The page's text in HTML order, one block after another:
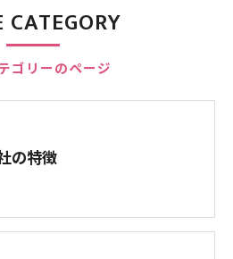
ゴリーのページ
の特徴